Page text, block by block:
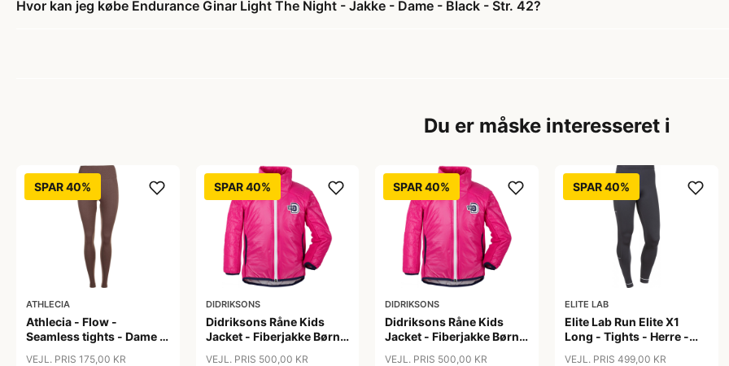
Hvor kan jeg købe Endurance Ginar Light The Night - Jakke - Dame - Black - Str. 42?
Du er måske interesseret i
SPAR 40%
ATHLECIA
Athlecia - Flow -
Seamless tights - Dame -
VEJL. PRIS 175,00 KR
SPAR 40%
DIDRIKSONS
Didriksons Råne Kids
Jacket - Fiberjakke Børn -
VEJL. PRIS 500,00 KR
SPAR 40%
DIDRIKSONS
Didriksons Råne Kids
Jacket - Fiberjakke Børn -
VEJL. PRIS 500,00 KR
SPAR 40%
ELITE LAB
Elite Lab Run Elite X1
Long - Tights - Herre -
VEJL. PRIS 499,00 KR